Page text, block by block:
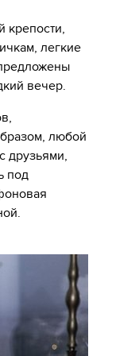
крепости,
легкие
вечер.
любой
друзьями,
под